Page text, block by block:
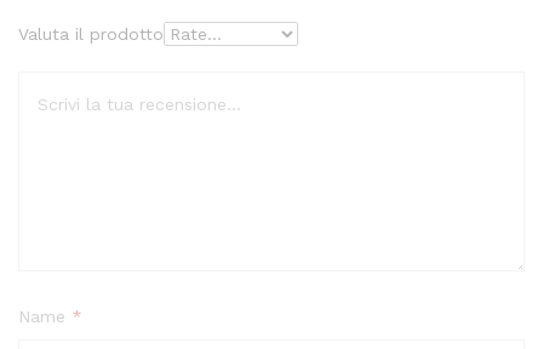
Valuta il prodotto
Name *